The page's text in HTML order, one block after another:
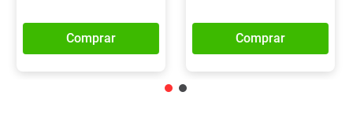
Comprar Comprar